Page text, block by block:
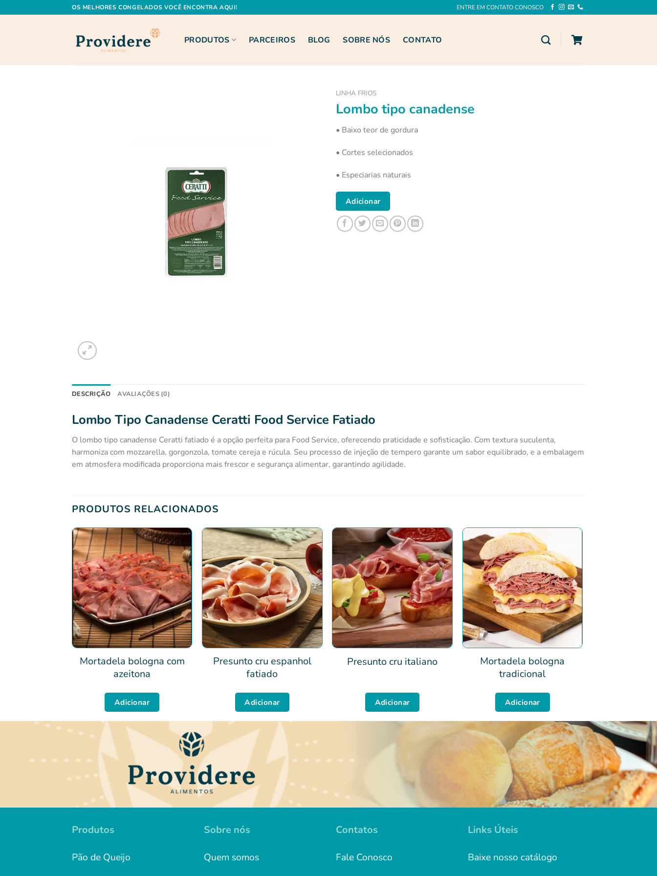
to
OS MELHORES CONGELADOS VOCÊ ENCONTRA AQUI! ENTRE EM CONTATO CONOSCO
PRODUTOS PARCEIROS BLOG SOBRE NÓS CONTATO
LINHA FRIOS
Lombo tipo canadense
• Baixo teor de gordura
• Cortes selecionados
• Especiarias naturais
Adicionar
DESCRIÇÃO AVALIAÇÕES (0)
Lombo Tipo Canadense Ceratti Food Service Fatiado
O lombo tipo canadense Ceratti fatiado é a opção perfeita para Food Service, oferecendo praticidade e sofisticação. Com textura suculenta,
harmoniza com mozzarella, gorgonzola, tomate cereja e rúcula. Seu processo de injeção de tempero garante um sabor equilibrado, e a embalagem
em atmosfera modificada proporciona mais frescor e segurança alimentar, garantindo agilidade.
PRODUTOS RELACIONADOS
Mortadela bologna com
azeitona
Adicionar
Presunto cru espanhol
fatiado
Adicionar
Presunto cru italiano
Adicionar
Mortadela bologna
tradicional
Adicionar
Produtos
Pão de Queijo
Sobre nós
Quem somos
Contatos
Fale Conosco
Links Úteis
Baixe nosso catálogo